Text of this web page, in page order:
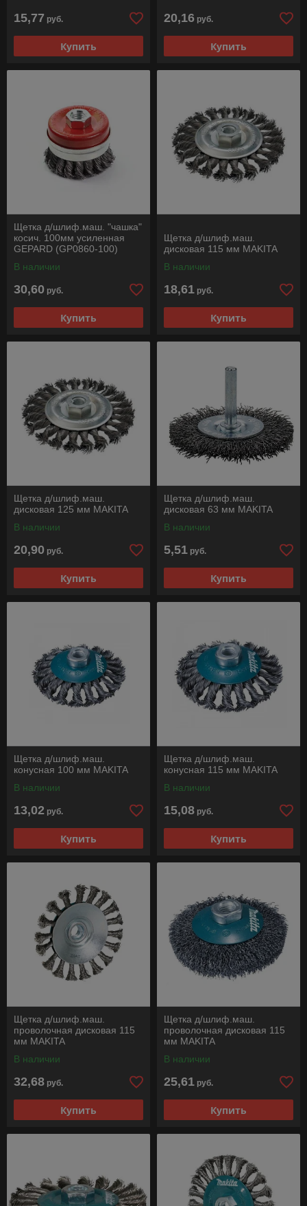
15,77 руб.
Купить
20,16 руб.
Купить
Щетка д/шлиф.маш. "чашка"
косич. 100мм усиленная
GEPARD (GP0860-100)
В наличии
30,60 руб.
Купить
Щетка д/шлиф.маш.
дисковая 115 мм MAKITA
В наличии
18,61 руб.
Купить
Щетка д/шлиф.маш.
дисковая 125 мм MAKITA
В наличии
20,90 руб.
Купить
Щетка д/шлиф.маш.
дисковая 63 мм MAKITA
В наличии
5,51 руб.
Купить
Щетка д/шлиф.маш.
конусная 100 мм MAKITA
В наличии
13,02 руб.
Купить
Щетка д/шлиф.маш.
конусная 115 мм MAKITA
В наличии
15,08 руб.
Купить
Щетка д/шлиф.маш.
проволочная дисковая 115
мм MAKITA
В наличии
32,68 руб.
Купить
Щетка д/шлиф.маш.
проволочная дисковая 115
мм MAKITA
В наличии
25,61 руб.
Купить